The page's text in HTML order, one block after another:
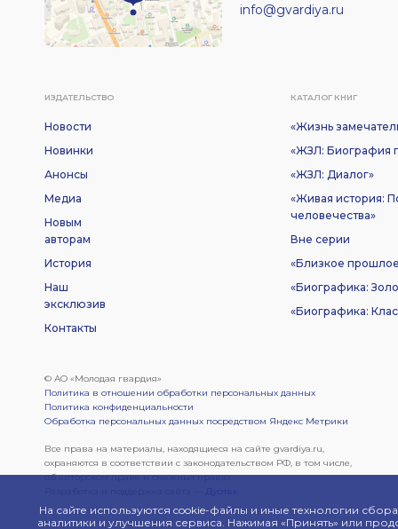
info@gvardiya.ru
ИЗДАТЕЛЬСТВО
Новости
Новинки
Анонсы
Медиа
Новым
авторам
История
Наш
эксклюзив
Контакты
КАТАЛОГ КНИГ
«Жизнь
«ЖЗЛ: Биография
«ЖЗЛ: Диалог»
«Живая история:
человечества»
Вне серии
«Близкое
«Биографика:
«Биографика:
© АО «Молодая гвардия»
Политика в отношении обработки персональных данных
Политика конфиденциальности
Обработка персональных данных посредством Яндекс Метрики
Все права на материалы, находящиеся на сайте gvardiya.ru,
охраняются в соответствии с законодательством РФ, в том числе,
об авторском праве и смежных правах.
На сайте используются cookie-файлы и иные технологии
аналитики и улучшения сервиса. Нажимая «Принять» или